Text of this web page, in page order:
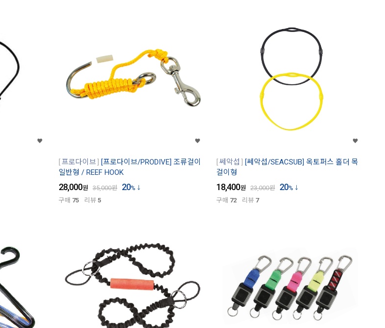
프로다이브
[프로다이브/PRODIVE] 조류걸이
일반형 / REEF HOOK
28,000원 35,000원 20%
구매 75 리뷰 5
쎄악섭
[쎄악섭/SEACSUB] 옥토퍼스 홀더 목
걸이형
18,400원 23,000원 20%
구매 72 리뷰 7